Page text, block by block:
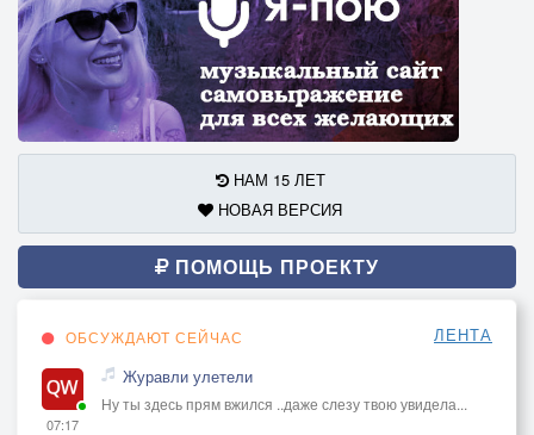
НАМ 15 ЛЕТ
НОВАЯ ВЕРСИЯ
ПОМОЩЬ ПРОЕКТУ
ОБСУЖДАЮТ СЕЙЧАС ЛЕНТА
07:17
Журавли улетели
Ну ты здесь прям вжился ..даже слезу твою увидела...